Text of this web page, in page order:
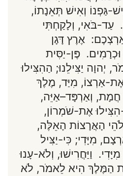
גַּפְנוֹ וְאִישׁ תְּאֵנָתוֹ,
עַד-בֹּאִי, וְלָקַחְתִּי
אֶרֶץ דָּגָן
פֶּן-יַסִּית
יְהוָה יַצִּילֵנוּ; הַהִצִּילוּ
אַרְצוֹ, מִיַּד, מֶלֶךְ
וְאַרְפָּד–אַיֵּה,
הִצִּילוּ אֶת-שֹׁמְרוֹן,
הָאֲרָצוֹת הָאֵלֶּה,
מִיָּדִי; כִּי-יַצִּיל
וַיַּחֲרִישׁוּ, וְלֹא-עָנוּ
הַמֶּלֶךְ הִיא לֵאמֹר, לֹא